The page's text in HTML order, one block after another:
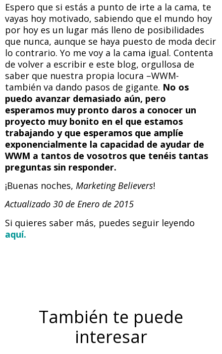
Espero que si estás a punto de irte a la cama, te
vayas hoy motivado, sabiendo que el mundo hoy
por hoy es un lugar más lleno de posibilidades
que nunca, aunque se haya puesto de moda decir
lo contrario. Yo me voy a la cama igual. Contenta
de volver a escribir e este blog, orgullosa de
saber que nuestra propia locura –WWM-
también va dando pasos de gigante. No os
puedo avanzar demasiado aún, pero
esperamos muy pronto daros a conocer un
proyecto muy bonito en el que estamos
trabajando y que esperamos que amplíe
exponencialmente la capacidad de ayudar de
WWM a tantos de vosotros que tenéis tantas
preguntas sin responder.
¡Buenas noches, MarketingBelievers!
Actualizado 30 de Enero de 2015
Si quieres saber más, puedes seguir leyendo
aquí.
También te puede
interesar